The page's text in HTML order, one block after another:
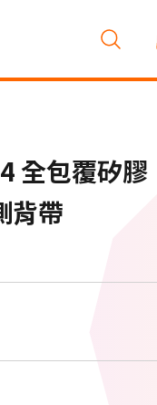
全包覆矽膠
背帶